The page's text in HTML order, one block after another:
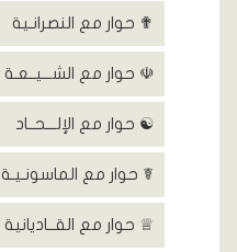
✟ حوار مع النصرانـية
☫ حوار مع الشـــيــعـة
☯ حوار مع الإلـــحــاد
☤ حوار مع الماسونـيـة
♕ حوار مع القــاديانية